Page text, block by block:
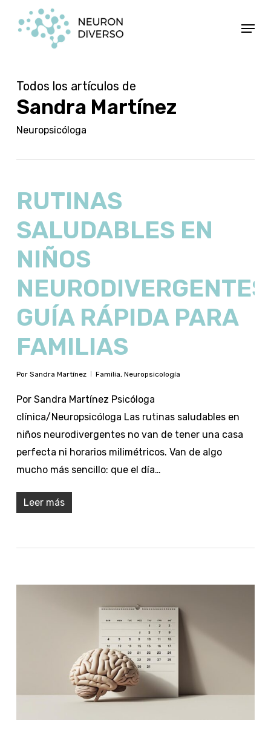
Menú
Todos los artículos de
Sandra Martínez
Neuropsicóloga
RUTINAS
SALUDABLES EN
NIÑOS
GUÍA RÁPIDA PARA
FAMILIAS
Por Sandra Martínez Familia, Neuropsicología
Por Sandra Martínez Psicóloga
clínica/Neuropsicóloga Las rutinas saludables en
niños neurodivergentes no van de tener una casa
perfecta ni horarios milimétricos. Van de algo
mucho más sencillo: que el día…
Leer más